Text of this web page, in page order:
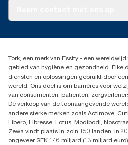
Productklacht
Dispenserklacht
030 - 698 46 66
Essity Netherlands B.V.
Arnhemse Bovenweg 120
3708 AH ZEIST
Nederland
Tork, een merk van Essity - een
gebied van hygiëne en gezondheid. Elke
diensten en oplossingen gebruikt door
wereld. Ons doel is om barrières voor
van consumenten, patiënten,
De verkoop van de toonaangevende
andere sterke merken zoals Actimove,
Libero, Libresse, Lotus, Modibodi,
Zewa vindt plaats in zo'n 150 landen. In
ongeveer SEK 146 miljard (13 miljard